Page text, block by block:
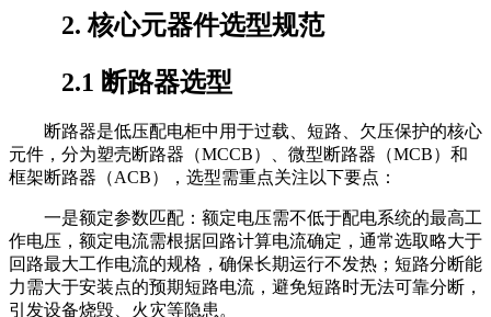
2. 核心元器件选型规范
2.1 断路器选型
断路器是低压配电柜中用于过载、短路、欠压保护的核心
元件，分为塑壳断路器（MCCB）、微型断路器（MCB）和
框架断路器（ACB），选型需重点关注以下要点：
一是额定参数匹配：额定电压需不低于配电系统的最高工
作电压，额定电流需根据回路计算电流确定，通常选取略大于
回路最大工作电流的规格，确保长期运行不发热；短路分断能
力需大于安装点的预期短路电流，避免短路时无法可靠分断，
引发设备烧毁、火灾等隐患。